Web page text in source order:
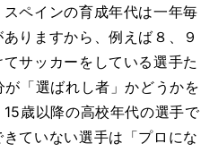
ペインの育成年代は一年毎
りますから、例えば８、９
サッカーをしている選手た
「選ばれし者」かどうかを
歳以降の高校年代の選手で
ていない選手は「プロにな